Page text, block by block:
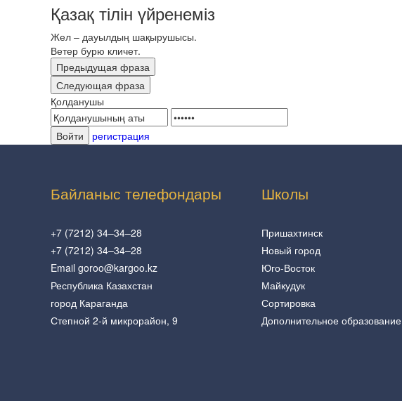
Қазақ тілін үйренеміз
Жел – дауылдың шақырушысы.
Ветер бурю кличет.
Предыдущая фраза
Следующая фраза
Қолданушы
регистрация
Байланыс телефондары
+7 (7212) 34–34–28
+7 (7212) 34–34–28
Email goroo@kargoo.kz
Республика Казахстан
город Караганда
Степной 2-й микрорайон, 9
Школы
Пришахтинск
Новый город
Юго-Восток
Майкудук
Сортировка
Дополнительное образование